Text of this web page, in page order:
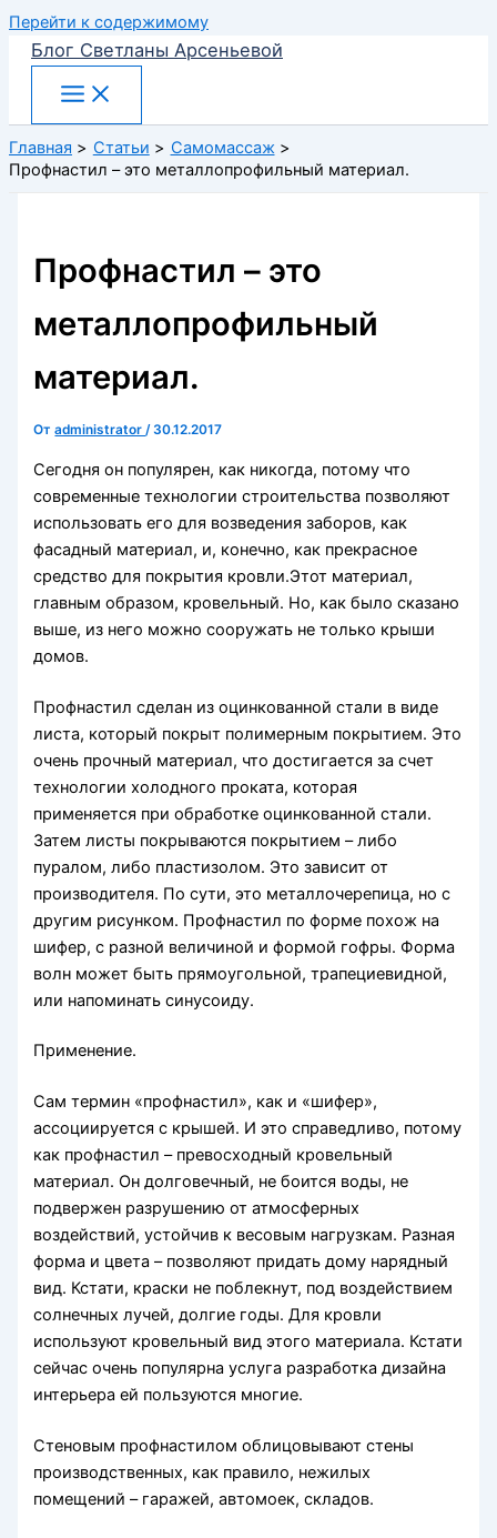
Перейти к содержимому
Блог Светланы Арсеньевой
Главная Статьи
Самомассаж
Профнастил – это металлопрофильный материал.
Профнастил – это
металлопрофильный
материал.
Отadministrator/30.12.2017
Сегодня он популярен, как никогда, потому что
современные технологии строительства позволяют
использовать его для возведения заборов, как
фасадный материал, и, конечно, как прекрасное
средство для покрытия кровли.Этот материал,
главным образом, кровельный. Но, как было сказано
выше, из него можно сооружать не только крыши
домов.
Профнастил сделан из оцинкованной стали в виде
листа, который покрыт полимерным покрытием. Это
очень прочный материал, что достигается за счет
технологии холодного проката, которая
применяется при обработке оцинкованной стали.
Затем листы покрываются покрытием – либо
пуралом, либо пластизолом. Это зависит от
производителя. По сути, это металлочерепица, но с
другим рисунком. Профнастил по форме похож на
шифер, с разной величиной и формой гофры. Форма
волн может быть прямоугольной, трапециевидной,
или напоминать синусоиду.
Применение.
Сам термин «профнастил», как и «шифер»,
ассоциируется с крышей. И это справедливо, потому
как профнастил – превосходный кровельный
материал. Он долговечный, не боится воды, не
подвержен разрушению от атмосферных
воздействий, устойчив к весовым нагрузкам. Разная
форма и цвета – позволяют придать дому нарядный
вид. Кстати, краски не поблекнут, под воздействием
солнечных лучей, долгие годы. Для кровли
используют кровельный вид этого материала. Кстати
сейчас очень популярна услуга разработка дизайна
интерьера ей пользуются многие.
Стеновым профнастилом облицовывают стены
производственных, как правило, нежилых
помещений – гаражей, автомоек, складов.